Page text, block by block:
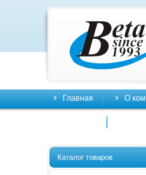
Главная О
Каталог товаров